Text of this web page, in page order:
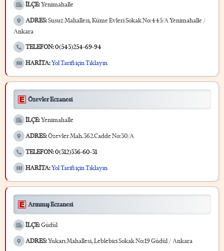
İLÇE:Yenimahalle
ADRES:Susuz Mahallesi, Küme Evleri Sokak No:445/A Yenimahalle /
Ankara
TELEFON:0(543)254-69-94
HARİTA:Yol Tarifi için Tıklayın
Özevler Eczanesi
İLÇE:Yenimahalle
ADRES:Özevler Mah.362.Cadde No:30/A
TELEFON:0(312)336-60-31
HARİTA:Yol Tarifi için Tıklayın
Arınmış Eczanesi
İLÇE:Güdül
ADRES:Yukarı Mahallesi, Leblebici Sokak No:19 Güdül / Ankara